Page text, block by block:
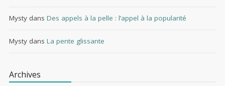
Mysty dans Des appels à la pelle : l’appel à la popularité
Mysty dans La pente glissante
Archives